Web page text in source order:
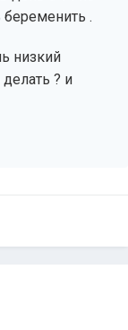
беременить .
низкий
? и